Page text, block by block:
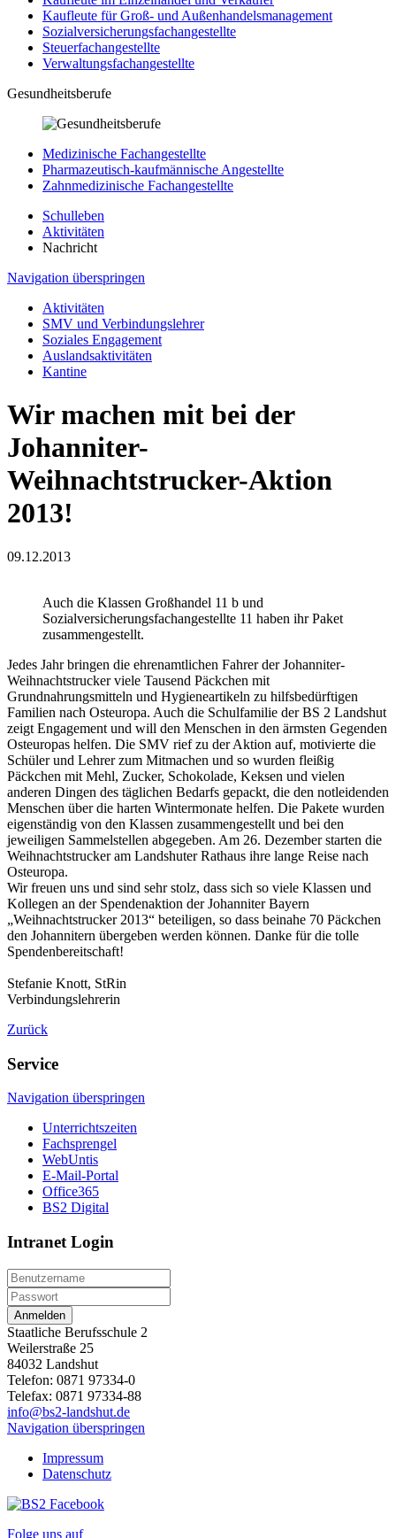
Kaufleute für Groß- und Außenhandelsmanagement
Sozialversicherungsfachangestellte
Steuerfachangestellte
Verwaltungsfachangestellte
Gesundheitsberufe
Medizinische Fachangestellte
Pharmazeutisch-kaufmännische Angestellte
Zahnmedizinische Fachangestellte
Schulleben
Aktivitäten
Nachricht
Navigation überspringen
Aktivitäten
SMV und Verbindungslehrer
Soziales Engagement
Auslandsaktivitäten
Kantine
Wir machen mit bei der
Johanniter-
Weihnachtstrucker-Aktion
2013!
09.12.2013
Auch die Klassen Großhandel 11 b und
Sozialversicherungsfachangestellte 11 haben ihr Paket
zusammengestellt.
Jedes Jahr bringen die ehrenamtlichen Fahrer der Johanniter-
Weihnachtstrucker viele Tausend Päckchen mit
Grundnahrungsmitteln und Hygieneartikeln zu hilfsbedürftigen
Familien nach Osteuropa. Auch die Schulfamilie der BS 2 Landshut
zeigt Engagement und will den Menschen in den ärmsten Gegenden
Osteuropas helfen. Die SMV rief zu der Aktion auf, motivierte die
Schüler und Lehrer zum Mitmachen und so wurden fleißig
Päckchen mit Mehl, Zucker, Schokolade, Keksen und vielen
anderen Dingen des täglichen Bedarfs gepackt, die den notleidenden
Menschen über die harten Wintermonate helfen. Die Pakete wurden
eigenständig von den Klassen zusammengestellt und bei den
jeweiligen Sammelstellen abgegeben. Am 26. Dezember starten die
Weihnachtstrucker am Landshuter Rathaus ihre lange Reise nach
Osteuropa.
Wir freuen uns und sind sehr stolz, dass sich so viele Klassen und
Kollegen an der Spendenaktion der Johanniter Bayern
„Weihnachtstrucker 2013“ beteiligen, so dass beinahe 70 Päckchen
den Johannitern übergeben werden können. Danke für die tolle
Spendenbereitschaft!
Stefanie Knott, StRin
Verbindungslehrerin
Zurück
Service
Navigation überspringen
Unterrichtszeiten
Fachsprengel
WebUntis
E-Mail-Portal
Office365
BS2 Digital
Intranet Login
Anmelden
Staatliche Berufsschule 2
Weilerstraße 25
84032 Landshut
Telefon: 0871 97334-0
Telefax: 0871 97334-88
info@bs2-landshut.de
Navigation überspringen
Impressum
Datenschutz
Folge uns auf